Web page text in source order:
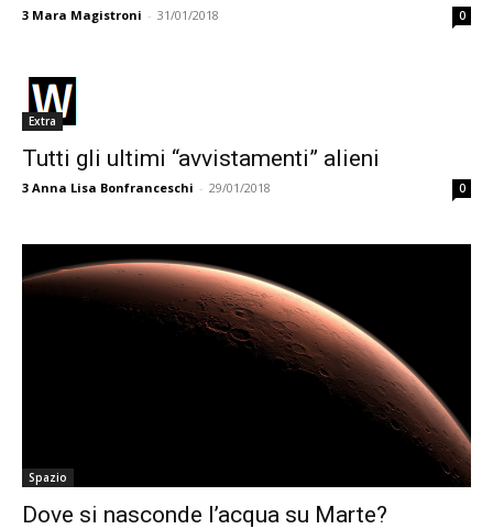
3 Mara Magistroni - 31/01/2018 0
Extra
Tutti gli ultimi “avvistamenti” alieni
3 Anna Lisa Bonfranceschi - 29/01/2018 0
Spazio
Dove si nasconde l’acqua su Marte?